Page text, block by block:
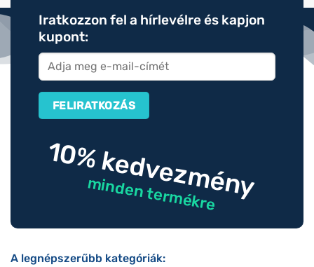
Iratkozzon fel a hírlevélre és kapjon
kupont:
10% kedvezmény
minden termékre
A legnépszerűbb kategóriák: